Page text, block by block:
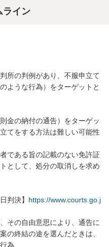
ライン
所の判例があり、不服申立て
ような行為）をターゲットと
金の納付の通告）をターゲッ
てをする方法は難しい可能性
である旨の記載のない免許証
として、処分の取消しを求め
判決】 https://www.courts.go.j
その自由意思により、通告に
の終結の途を選んだときは、
為